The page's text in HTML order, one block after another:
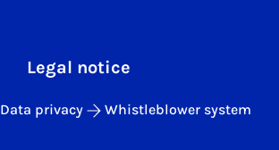
Legal notice
Data privacy Whistleblower system